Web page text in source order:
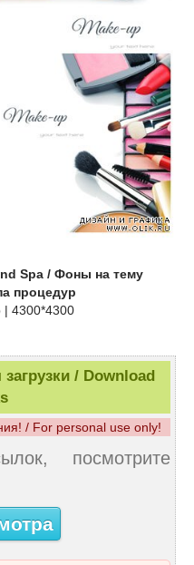
Spa / Фоны на тему
процедур
| 4300*4300
/ Download
/ For personal use only!
посмотрите